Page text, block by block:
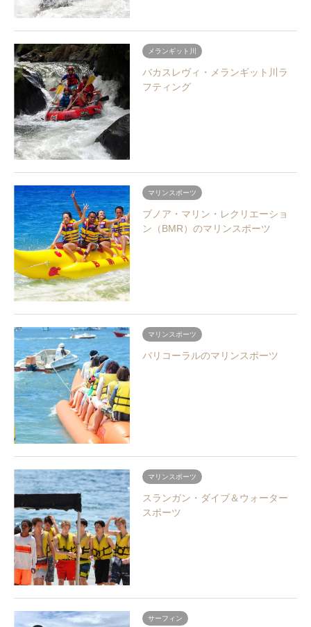
メランギット川
バカスレヴィ・メランギット川ラ
フティング
マリンスポーツ
ブノア・マリン・レクリエーショ
ン（BMR）のマリンスポーツ
マリンスポーツ
バリコーラルのマリンスポーツ
マリンスポーツ
スランガン・ダイブ＆ウォーター
スポーツ
サーフィン